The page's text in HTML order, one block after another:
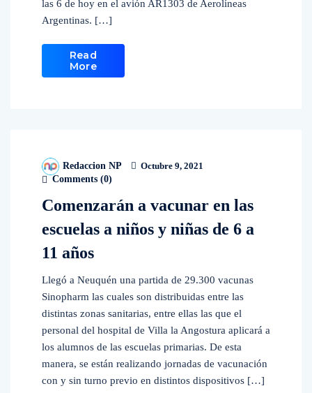
las 6 de hoy en el avión AR1303 de Aerolíneas
Argentinas. […]
Read
More
Redaccion NP
Octubre 9, 2021
Comments (0)
Comenzarán a vacunar en las
escuelas a niños y niñas de 6 a
11 años
Llegó a Neuquén una partida de 29.300 vacunas
Sinopharm las cuales son distribuidas entre las
distintas zonas sanitarias, entre ellas las que el
personal del hospital de Villa la Angostura aplicará a
los alumnos de las escuelas primarias. De esta
manera, se están realizando jornadas de vacunación
con y sin turno previo en distintos dispositivos […]